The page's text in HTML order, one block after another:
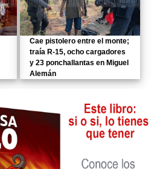
Cae pistolero entre el monte;
traía R-15, ocho cargadores
y 23 ponchallantas en Miguel
Alemán